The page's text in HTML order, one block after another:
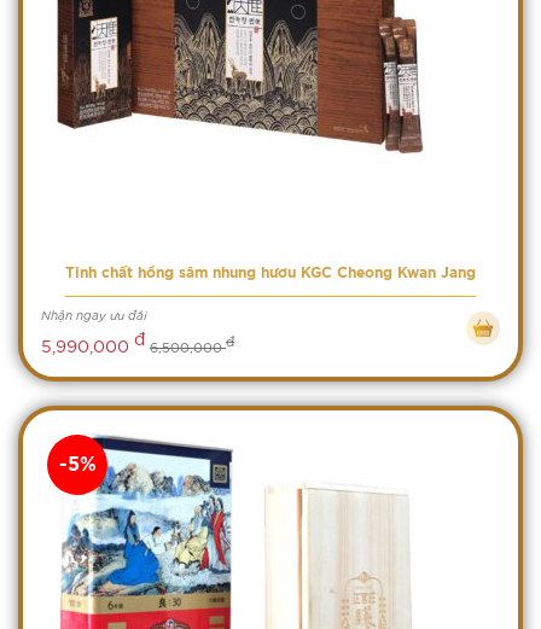
Tinh chất hồng sâm nhung hươu KGC Cheong Kwan Jang
Nhận ngay ưu đãi
5,990,000 đ 6,500,000đ
-5%